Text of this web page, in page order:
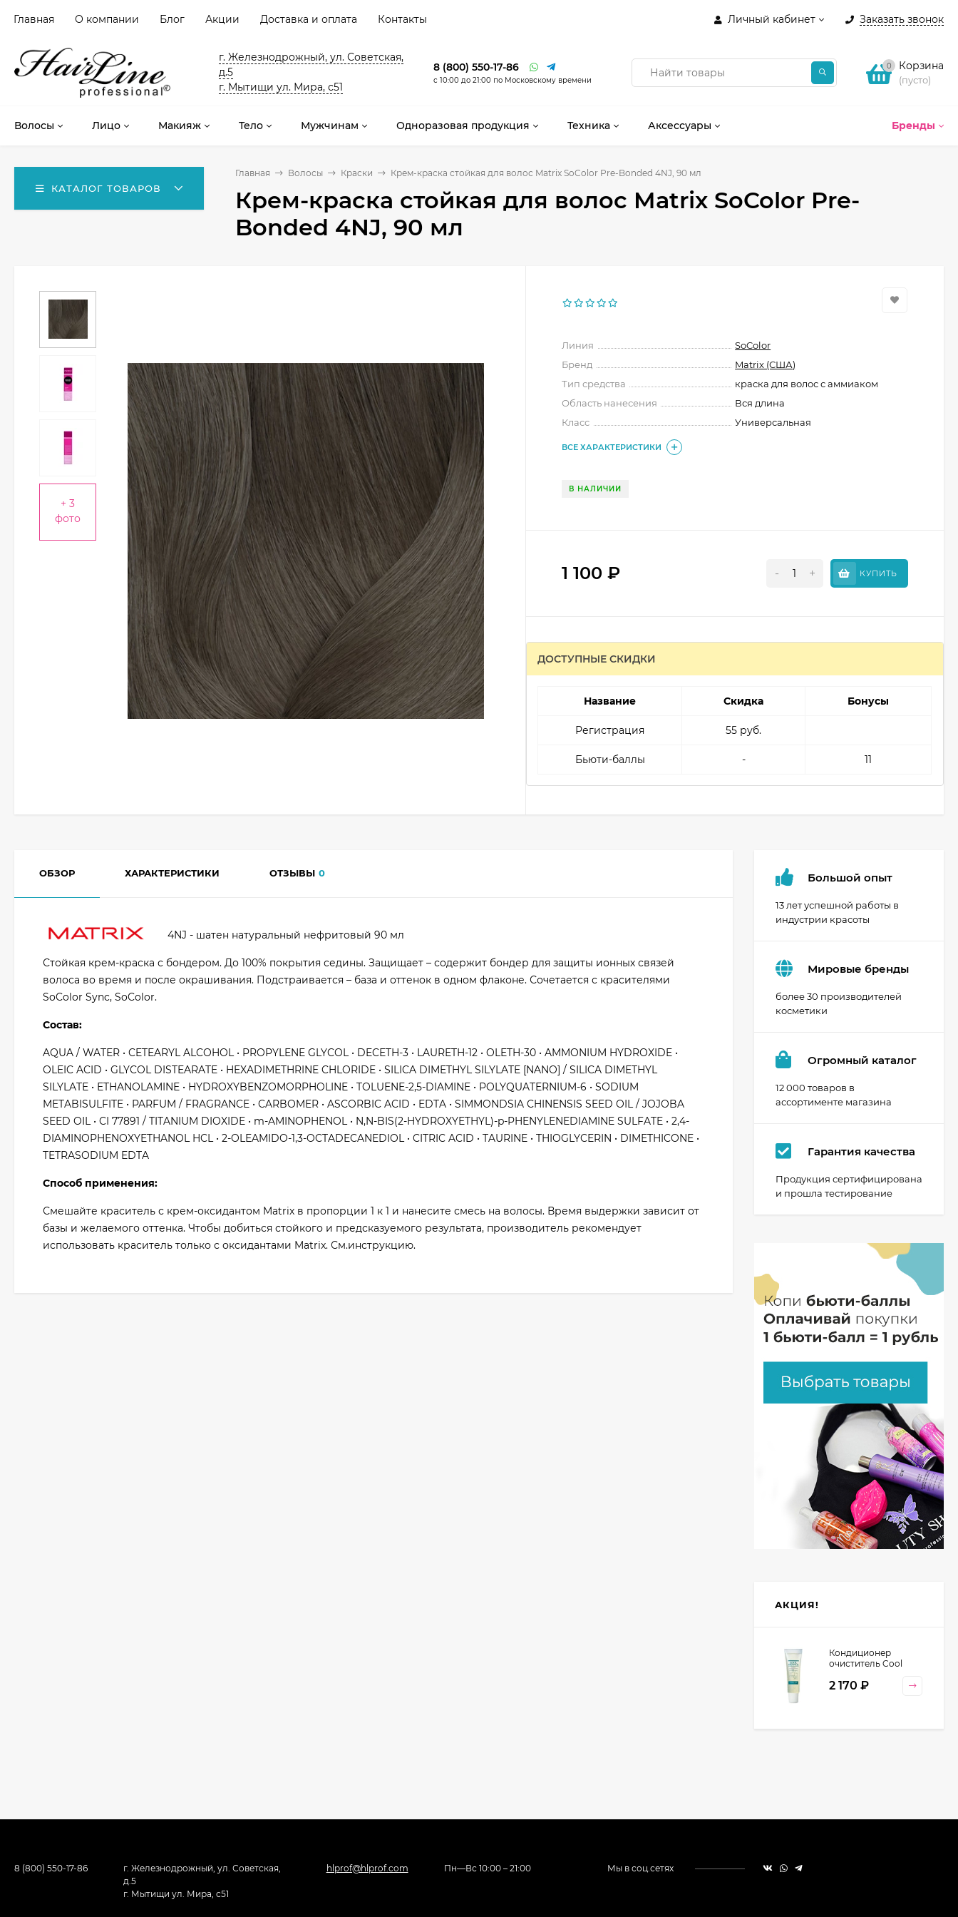
Личный кабинет Заказать звонок
Главная О компании Блог Акции Доставка и оплата Контакты
г. Железнодрожный, ул. Советская,
д.5
г. Мытищи ул. Мира, с51
8 (800) 550-17-86
с 10:00 до 21:00 по Московскому времени
0 Корзина
(пусто)
Бренды
Волосы Лицо Макияж Тело Мужчинам Одноразовая продукция Техника Аксессуары
КАТАЛОГ ТОВАРОВ
Главная Волосы Краски Крем-краска стойкая для волос Matrix SoColor Pre-Bonded 4NJ, 90 мл
Крем-краска стойкая для волос Matrix SoColor Pre-
Bonded 4NJ, 90 мл
+ 3
фото
Линия
SoColor
Бренд
Matrix (США)
Тип средства
краска для волос с аммиаком
Область нанесения
Вся длина
Класс
Универсальная
ВСЕ ХАРАКТЕРИСТИКИ
В НАЛИЧИИ
1 100₽ - + КУПИТЬ
ДОСТУПНЫЕ СКИДКИ
Название Скидка Бонусы
Регистрация 55 руб.
Бьюти-баллы - 11
ОБЗОР ХАРАКТЕРИСТИКИ ОТЗЫВЫ 0
4NJ - шатен натуральный нефритовый 90 мл
Стойкая крем-краска с бондером. До 100% покрытия седины. Защищает – содержит бондер для защиты ионных связей
волоса во время и после окрашивания. Подстраивается – база и оттенок в одном флаконе. Сочетается с красителями
SoColor Sync, SoColor.
Состав:
AQUA / WATER • CETEARYL ALCOHOL • PROPYLENE GLYCOL • DECETH-3 • LAURETH-12 • OLETH-30 • AMMONIUM HYDROXIDE •
OLEIC ACID • GLYCOL DISTEARATE • HEXADIMETHRINE CHLORIDE • SILICA DIMETHYL SILYLATE [NANO] / SILICA DIMETHYL
SILYLATE • ETHANOLAMINE • HYDROXYBENZOMORPHOLINE • TOLUENE-2,5-DIAMINE • POLYQUATERNIUM-6 • SODIUM
METABISULFITE • PARFUM / FRAGRANCE • CARBOMER • ASCORBIC ACID • EDTA • SIMMONDSIA CHINENSIS SEED OIL / JOJOBA
SEED OIL • CI 77891 / TITANIUM DIOXIDE • m-AMINOPHENOL • N,N-BIS(2-HYDROXYETHYL)-p-PHENYLENEDIAMINE SULFATE • 2,4-
DIAMINOPHENOXYETHANOL HCL • 2-OLEAMIDO-1,3-OCTADECANEDIOL • CITRIC ACID • TAURINE • THIOGLYCERIN • DIMETHICONE •
TETRASODIUM EDTA
Способ применения:
Смешайте краситель с крем-оксидантом Matrix в пропорции 1 к 1 и нанесите смесь на волосы. Время выдержки зависит от
базы и желаемого оттенка. Чтобы добиться стойкого и предсказуемого результата, производитель рекомендует
использовать краситель только с оксидантами Matrix. См.инструкцию.
Большой опыт
13 лет успешной работы в
индустрии красоты
Мировые бренды
более 30 производителей
косметики
Огромный каталог
12 000 товаров в
ассортименте магазина
Гарантия качества
Продукция сертифицирована
и прошла тестирование
АКЦИЯ!
Кондиционер
очиститель Cool
Cosmetics, 130 гр
2 170 ₽
8 (800) 550-17-86
г. Железнодрожный, ул. Советская,
д.5
г. Мытищи ул. Мира, с51
hlprof@hlprof.com Пн—Вс 10:00 – 21:00 Мы в соц.сетях